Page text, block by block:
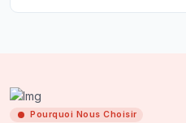
Pourquoi Nous Choisir